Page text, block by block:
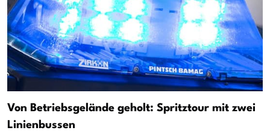
Von Betriebsgelände geholt: Spritztour mit zwei
Linienbussen